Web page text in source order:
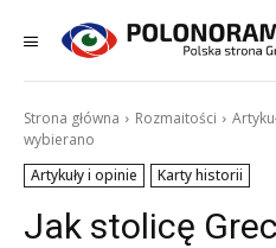
Strona główna Rozmaitości
wybierano
Artykuły i opinie
Karty historii
Jak stolicę